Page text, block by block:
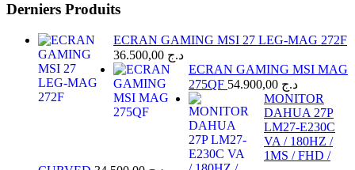
Derniers Produits
ECRAN GAMING MSI 27 LEG-MAG 272F
د.ج
ECRAN GAMING MSI MAG
275QF
د.ج
MONITOR
DAHUA 27P
LM27-E230C
VA / 180HZ /
1MS / FHD /